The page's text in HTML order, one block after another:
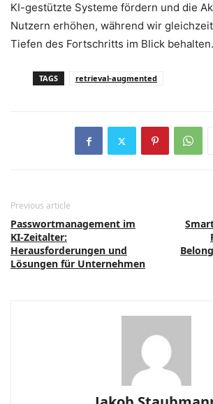
KI-gestützte Systeme fördern und die
Nutzern erhöhen, während wir
Tiefen des Fortschritts im Blick behalten.
TAGS retrieval-augmented
Previous article
Passwortmanagement im
KI-Zeitalter:
Herausforderungen und
Lösungen für Unternehmen